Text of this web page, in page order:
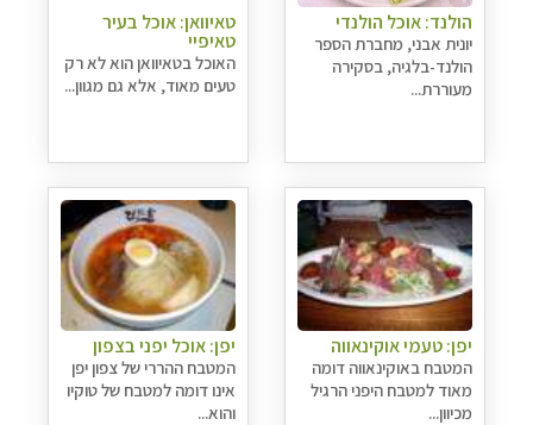
הולנד: אוכל הולנדי
יונית אבני, מחברת הספר
הולנד-בלגיה, בסקירה
מעוררת...
טאיוואן: אוכל בעיר
טאיפיי
האוכל בטאיוואן הוא לא רק
טעים מאוד, אלא גם מגוון...
יפן: טעמי אוקינאווה
המטבח באוקינאווה דומה
מאוד למטבח היפני הרגיל
מכיוון...
יפן: אוכל יפני בצפון
המטבח ההררי של צפון יפן
אינו דומה למטבח של טוקיו
והוא...